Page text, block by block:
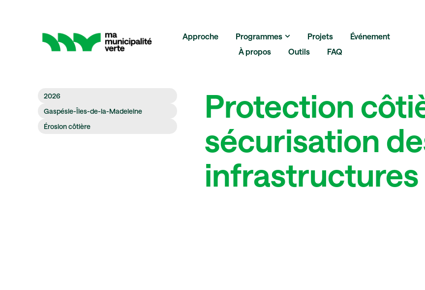
Approche Programmes Projets
Événement
À propos
Outils FAQ
Décarbonation : ÉcoÉnergie 360 Plans
Gestion
Érosion
2026
Gaspésie-Îles-de-la-Madeleine
Érosion côtière
Protection
sécurisation
infrastructures